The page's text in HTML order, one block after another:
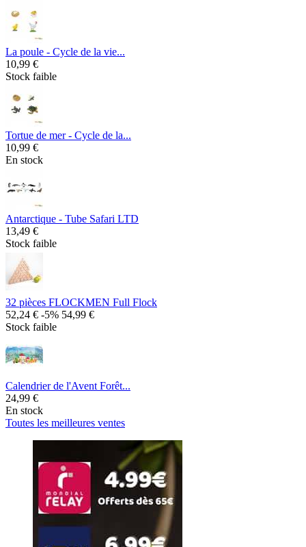
La poule - Cycle de la vie...
10,99 €
Stock faible
Tortue de mer - Cycle de la...
10,99 €
En stock
Antarctique - Tube Safari LTD
13,49 €
Stock faible
32 pièces FLOCKMEN Full Flock
52,24 € -5% 54,99 €
Stock faible
Calendrier de l'Avent Forêt...
24,99 €
En stock
Toutes les meilleures ventes